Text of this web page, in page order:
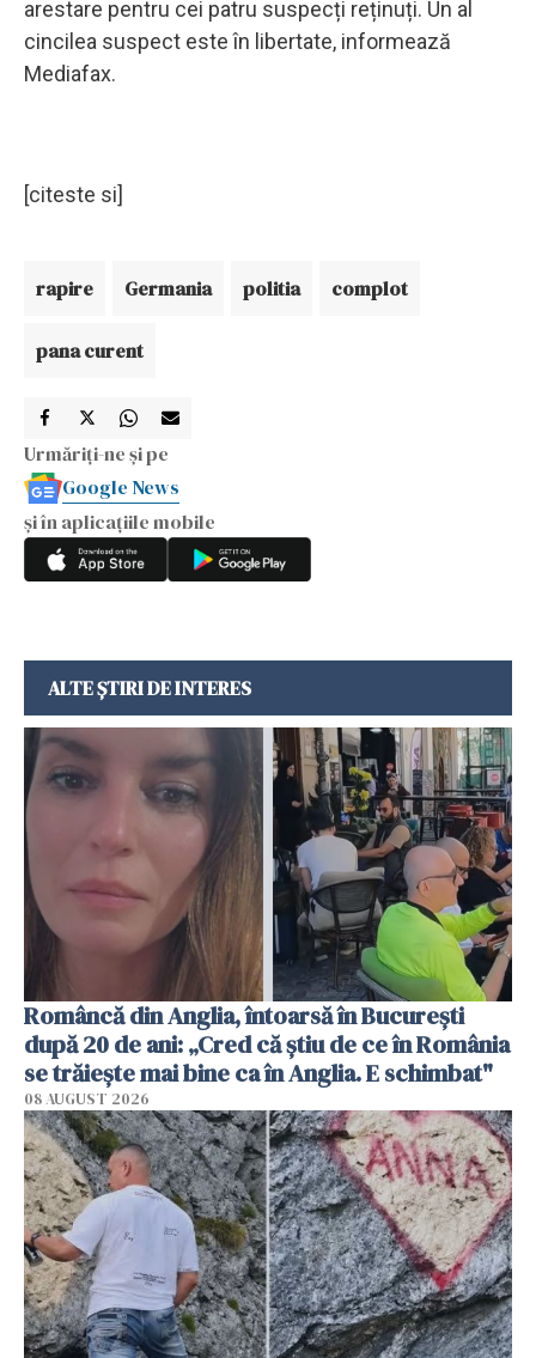
arestare pentru cei patru suspecți reținuți. Un al
cincilea suspect este în libertate, informează
Mediafax.
[citeste si]
rapire Germania politia complot
pana curent
Urmăriți-ne și pe
Google News
și în aplicațiile mobile
ALTE ȘTIRI DE INTERES
Româncă din Anglia, întoarsă în București
după 20 de ani: „Cred că știu de ce în România
se trăiește mai bine ca în Anglia. E schimbat"
08 AUGUST 2026